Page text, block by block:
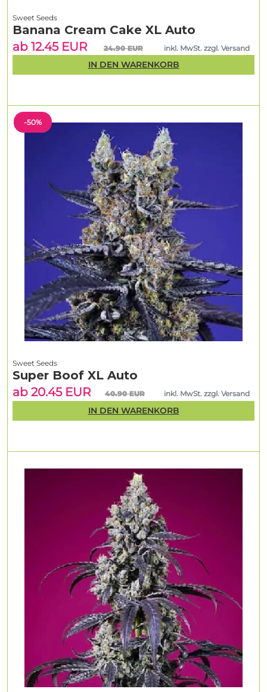
-50%
Sweet Seeds
Super Boof XL Auto
ab 20.45 EUR
40.90 EUR inkl. MwSt. zzgl. Versand
IN DEN WARENKORB
Sweet Seeds
Banana Cream Cake XL Auto
ab 12.45 EUR
24.90 EUR inkl. MwSt. zzgl. Versand
IN DEN WARENKORB